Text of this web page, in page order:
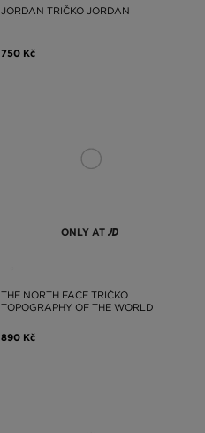
JORDAN TRIČKO JORDAN
750 Kč
ONLY AT
THE NORTH FACE TRIČKO
TOPOGRAPHY OF THE WORLD
890 Kč